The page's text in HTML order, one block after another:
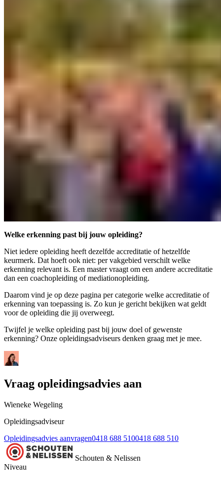
Welke erkenning past bij jouw opleiding?
Niet iedere opleiding heeft dezelfde accreditatie of hetzelfde
keurmerk. Dat hoeft ook niet: per vakgebied verschilt welke
erkenning relevant is. Een master vraagt om een andere accreditatie
dan een coachopleiding of mediationopleiding.
Daarom vind je op deze pagina per categorie welke accreditatie of
erkenning van toepassing is. Zo kun je gericht bekijken wat geldt
voor de opleiding die jij overweegt.
Twijfel je welke opleiding past bij jouw doel of gewenste
erkenning? Onze opleidingsadviseurs denken graag met je mee.
Vraag opleidingsadvies aan
Wieneke Wegeling
Opleidingsadviseur
Opleidingsadvies aanvragen0418 688 5100418 688 510
Schouten & Nelissen
Niveau